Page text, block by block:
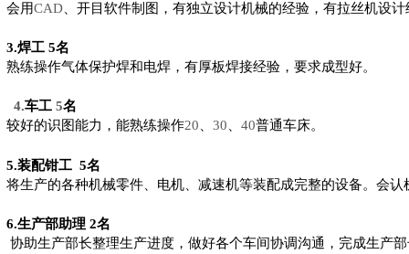
会用CAD 、开目软件制图，有独立设计机械的经验，有拉丝机设
3.焊工 5名
熟练操作气体保护焊和电焊，有厚板焊接经验，要求成型好。
4.车工 5名
较好的识图能力，能熟练操作20 30 40普通车床。
5.装配钳工 5名
将生产的各种机械零件、电机、减速机等装配成完整的设备。会
6.生产部助理 2名
协助生产部长整理生产进度，做好各个车间协调沟通，完成生产